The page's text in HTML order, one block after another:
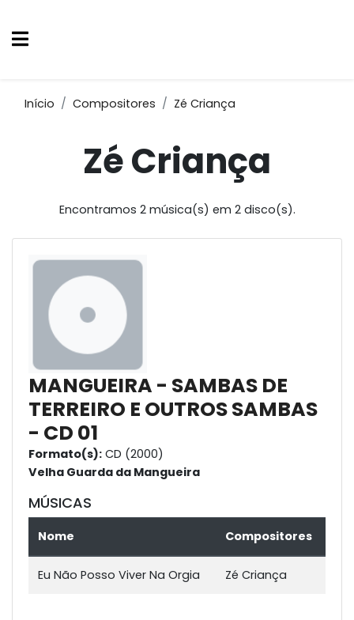
Início Compositores Zé Criança
Zé Criança
Encontramos 2 música(s) em 2 disco(s).
MANGUEIRA - SAMBAS DE
TERREIRO E OUTROS SAMBAS
- CD 01
Formato(s): CD (2000)
Velha Guarda da Mangueira
MÚSICAS
Nome Compositores
Eu Não Posso Viver Na Orgia Zé Criança